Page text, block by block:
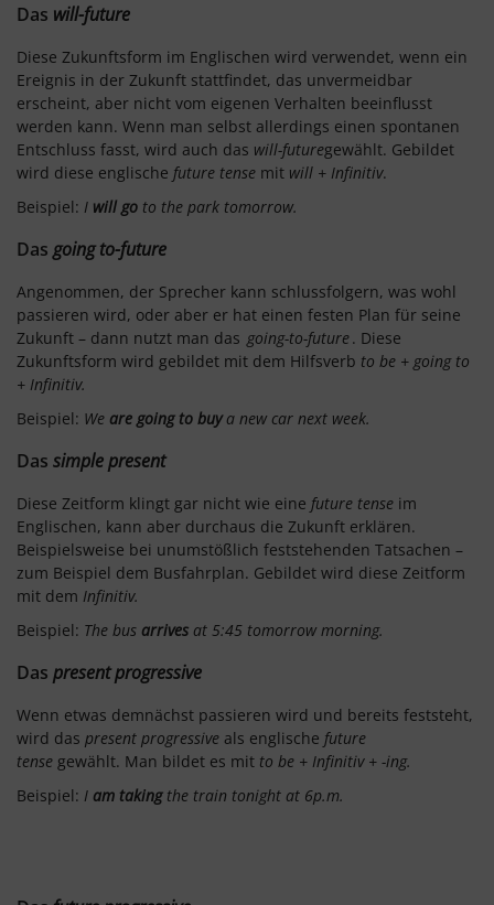
Das will-future
Diese Zukunftsform im Englischen wird verwendet, wenn ein
Ereignis in der Zukunft stattfindet, das unvermeidbar
erscheint, aber nicht vom eigenen Verhalten beeinflusst
werden kann. Wenn man selbst allerdings einen spontanen
Entschluss fasst, wird auch das will-futuregewählt. Gebildet
wird diese englische future tense mit will + Infinitiv.
Beispiel: I will go to the park tomorrow.
Das going to-future
Angenommen, der Sprecher kann schlussfolgern, was wohl
passieren wird, oder aber er hat einen festen Plan für seine
Zukunft – dann nutzt man das going-to-future. Diese
Zukunftsform wird gebildet mit dem Hilfsverb to be + going to
+ Infinitiv.
Beispiel: We are going to buya new car next week.
Das simple present
Diese Zeitform klingt gar nicht wie eine future tense im
Englischen, kann aber durchaus die Zukunft erklären.
Beispielsweise bei unumstößlich feststehenden Tatsachen –
zum Beispiel dem Busfahrplan. Gebildet wird diese Zeitform
mit dem Infinitiv.
Beispiel: The bus arrives at 5:45 tomorrow morning.
Das present progressive
Wenn etwas demnächst passieren wird und bereits feststeht,
wird das present progressive als englische future
tense gewählt. Man bildet es mit to be + Infinitiv + -ing.
Beispiel: I am takingthe train tonight at 6p.m.